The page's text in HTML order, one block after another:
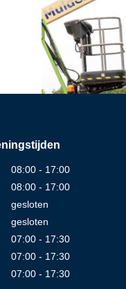
08:00 - 17:00
08:00 - 17:00
gesloten
gesloten
07:00 - 17:30
07:00 - 17:30
07:00 - 17:30